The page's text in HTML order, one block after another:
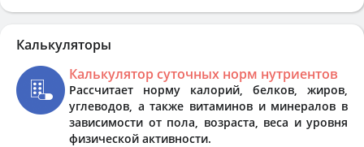
Калькуляторы
Калькулятор суточных норм нутриентов
Рассчитает норму калорий, белков, жиров,
углеводов, а также витаминов и минералов в
зависимости от пола, возраста, веса и уровня
физической активности.